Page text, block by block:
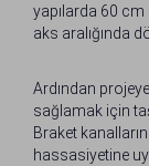
yapılarda 60
aks aralığında
Ardından
sağlamak için
Braket
hassasiyetine